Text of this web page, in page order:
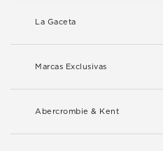
La Gaceta
Marcas Exclusivas
Abercrombie & Kent